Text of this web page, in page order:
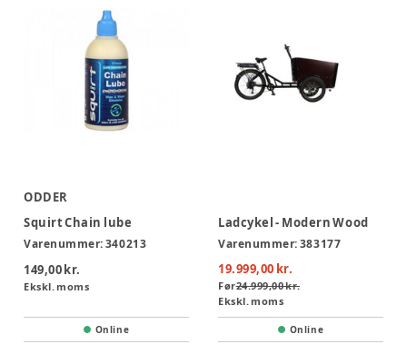
ODDER
Squirt Chain lube
Varenummer:340213
149,00 kr.
Ekskl. moms
Online
Ladcykel - Modern Wood
Varenummer:383177
19.999,00 kr.
Før24.999,00 kr.
Ekskl. moms
Online